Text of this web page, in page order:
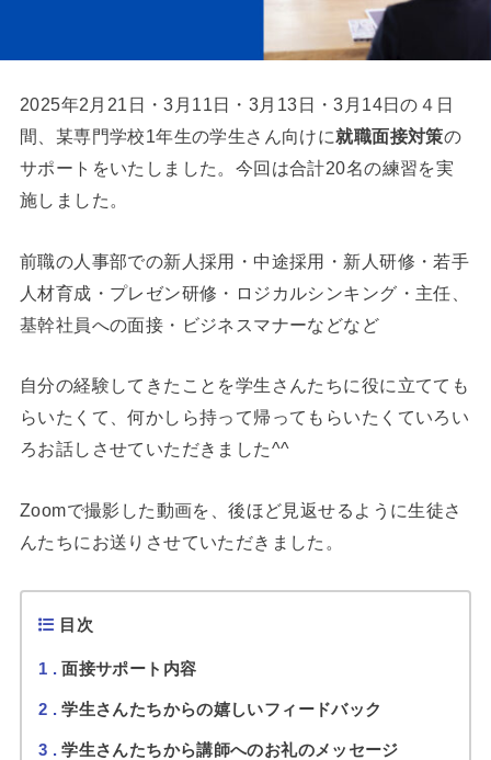
2025年2月21日・3月11日・3月13日・3月14日の４日
間、某専門学校1年生の学生さん向けに就職面接対策の
サポートをいたしました。今回は合計20名の練習を実
施しました。
前職の人事部での新人採用・中途採用・新人研修・若手
人材育成・プレゼン研修・ロジカルシンキング・主任、
基幹社員への面接・ビジネスマナーなどなど
自分の経験してきたことを学生さんたちに役に立てても
らいたくて、何かしら持って帰ってもらいたくていろい
ろお話しさせていただきました^^
Zoomで撮影した動画を、後ほど見返せるように生徒さ
んたちにお送りさせていただきました。
目次
1 面接サポート内容
2 学生さんたちからの嬉しいフィードバック
3 学生さんたちから講師へのお礼のメッセージ